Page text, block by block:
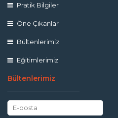
Pratik Bilgiler
Öne Çıkanlar
Bültenlerimiz
Eğitimlerimiz
Bültenlerimiz